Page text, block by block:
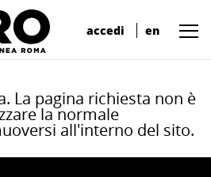
accedi en
La pagina richiesta non è
la normale
all'interno del sito.